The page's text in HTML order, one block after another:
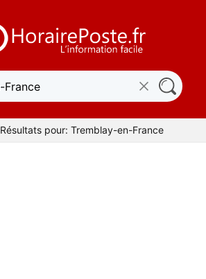
Résultats pour: Tremblay-en-France